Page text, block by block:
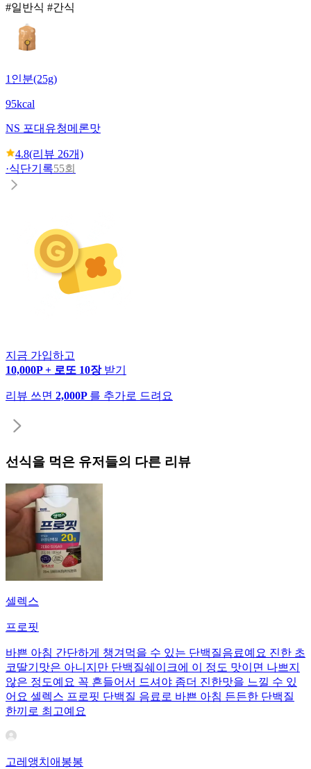
#일반식 #간식
1인분(25g)
95kcal
NS 포대유청메론맛
4.8(리뷰 26개)
·식단기록55회
지금 가입하고
10,000P + 로또 10장 받기
리뷰 쓰면 2,000P 를 추가로 드려요
선식을 먹은 유저들의 다른 리뷰
셀렉스
프로핏
바쁜 아침 간단하게 챙겨먹을 수 있는 단백질음료예요 진한 초
코딸기맛은 아니지만 단백질쉐이크에 이 정도 맛이면 나쁘지
않은 정도예요 꼭 흔들어서 드셔야 좀더 진한맛을 느낄 수 있
어요 셀렉스 프로핏 단백질 음료로 바쁜 아침 든든한 단백질
한끼로 최고예요
고레앵치애봉봉